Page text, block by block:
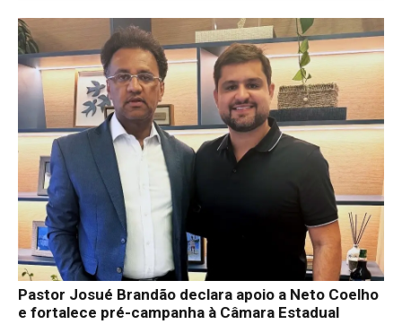
Pastor Josué Brandão declara apoio a Neto Coelho
e fortalece pré-campanha à Câmara Estadual